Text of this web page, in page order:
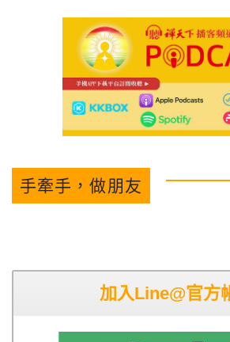
手牽手，做朋友
加入Line@官方